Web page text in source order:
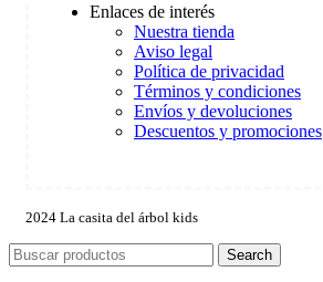
Enlaces de interés
Nuestra tienda
Aviso legal
Política de privacidad
Términos y condiciones
Envíos y devoluciones
Descuentos y promociones
2024 La casita del árbol kids
Search